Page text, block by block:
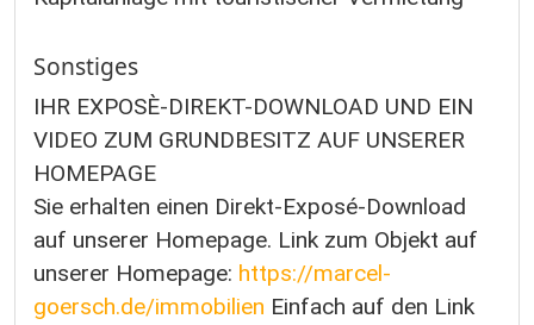
Sonstiges
IHR EXPOSÈ-DIREKT-DOWNLOAD UND EIN
VIDEO ZUM GRUNDBESITZ AUF UNSERER
HOMEPAGE
Sie erhalten einen Direkt-Exposé-Download
auf unserer Homepage. Link zum Objekt auf
unserer Homepage: https://marcel-
goersch.de/immobilien Einfach auf den Link